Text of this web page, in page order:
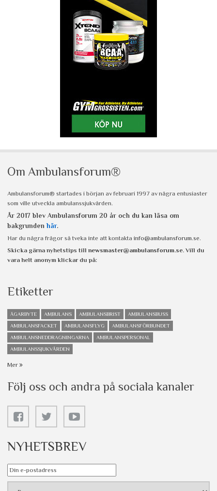
Om Ambulansforum®
Ambulansforum® startades i början av februari 1997 av några entusiaster
som ville utveckla ambulanssjukvården.
År 2017 blev Ambulansforum 20 år och du kan läsa om
bakgrunden här.
Har du några frågor så tveka inte att kontakta info@ambulansforum.se.
Skicka gärna nyhetstips till newsmaster@ambulansforum.se. Vill du
vara helt anonym klickar du på:
Etiketter
ÄGARBYTE AMBULANS AMBULANSBRIST
AMBULANSBUSS
AMBULANSFACKET
AMBULANSFLYG
AMBULANSFÖRBUNDET
AMBULANSNEDDRAGNINGARNA
AMBULANSPERSONAL
AMBULANSSJUKVÅRDEN
Mer
Följ oss och andra på sociala kanaler
NYHETSBREV